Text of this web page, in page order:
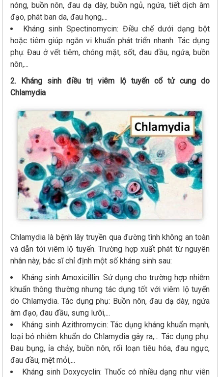
nóng, buồn nôn, đau dạ dày, buồn ngủ, ngứa, tiết dịch âm
đạo, phát ban da, đau họng,...
Kháng sinh Spectinomycin: Điều chế dưới dạng bột
hoặc tiêm giúp ngăn vi khuẩn phát triển nhanh. Tác dụng
phụ: Đau ở vết tiêm, chóng mặt, sốt, đau đầu, ngứa, buồn
nôn,...
2. Kháng sinh điều trị viêm lộ tuyến cổ tử cung do
Chlamydia
Chlamydia là bệnh lây truyền qua đường tình không an toàn
và dẫn tới viêm lộ tuyến. Trường hợp xuất phát từ nguyên
nhân này, bác sĩ chỉ định một số kháng sinh sau:
Kháng sinh Amoxicillin: Sử dụng cho trường hợp nhiễm
khuẩn thông thường nhưng tác dụng tốt với viêm lộ tuyến
do Chlamydia. Tác dụng phụ: Buồn nôn, đau dạ dày, ngứa
âm đạo, đau đầu, sưng lưỡi,...
Kháng sinh Azithromycin: Tác dụng kháng khuẩn mạnh,
loại bỏ nhiễm khuẩn do Chlamydia gây ra,... Tác dụng phụ:
Đau bụng, ỉa chảy, buồn nôn, rối loạn tiêu hóa, đau ngực,
đau đầu, mệt mỏi,...
Kháng sinh Doxycyclin: Thuốc có nhiều dạng như viên